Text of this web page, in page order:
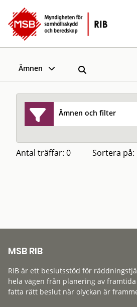
Ämnen
Ämnen och filter
Antal träffar: 0 Sortera på:
MSB RIB
RIB är ett beslutsstöd för
hela vägen från planering av
fatta rätt beslut när olyckan är